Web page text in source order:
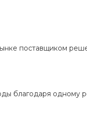
поставщиком
благодаря одному